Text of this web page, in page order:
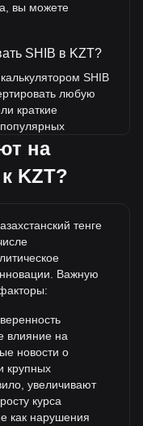
вы можете
SHIB в KZT?
SHIB
любую
краткие
2,271.73
KZT в истории?
превысит ли
Inu (SHIB)
к
(KZT).
на
KZT?
тенге
Важную
влияние на
новости о
крупных
увеличивают
курса
как нарушения